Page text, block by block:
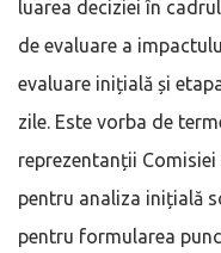
luarea deciziei în
de evaluare a
evaluare inițială și
zile. Este vorba de
reprezentanții
pentru analiza inițială
pentru formularea